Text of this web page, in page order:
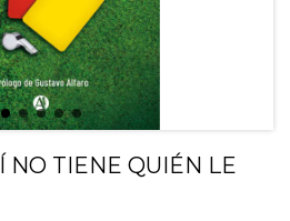
NO TIENE QUIÉN LE